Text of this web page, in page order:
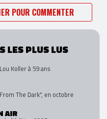
POUR COMMENTER
LES PLUS LUS
Koller à 59 ans
The Dark", en octobre
AIR